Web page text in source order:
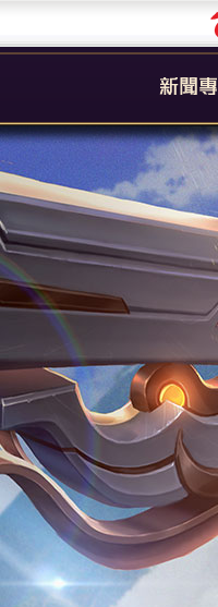
公告
活動
系統
賽事
教學